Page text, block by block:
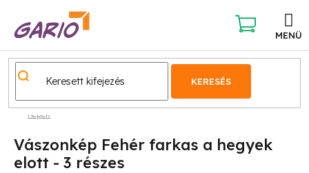
KERESÉS
KOSÁR
Képek
Vászonkép Fehér farkas a hegyek
elott - 3 részes